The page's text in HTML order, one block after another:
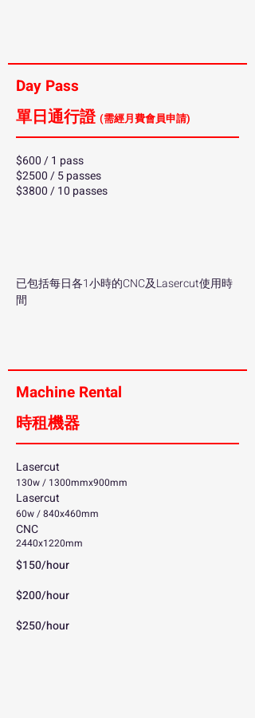
Day Pass
單日通行證 (需經月費會員申請)
$600 / 1 pass
$2500 / 5 passes
$3800 / 10 passes
已包括每日各1小時的CNC及Lasercut使用時
間
Machine Rental
時租機器
Lasercut
130w / 1300mmx900mm
Lasercut
60w / 840x460mm
CNC
2440x1220mm
$150/hour
$200/hour
$250/hour